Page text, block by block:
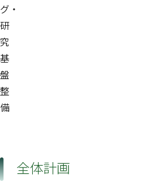
グ・
研
究
基
盤
整
備
全体計画